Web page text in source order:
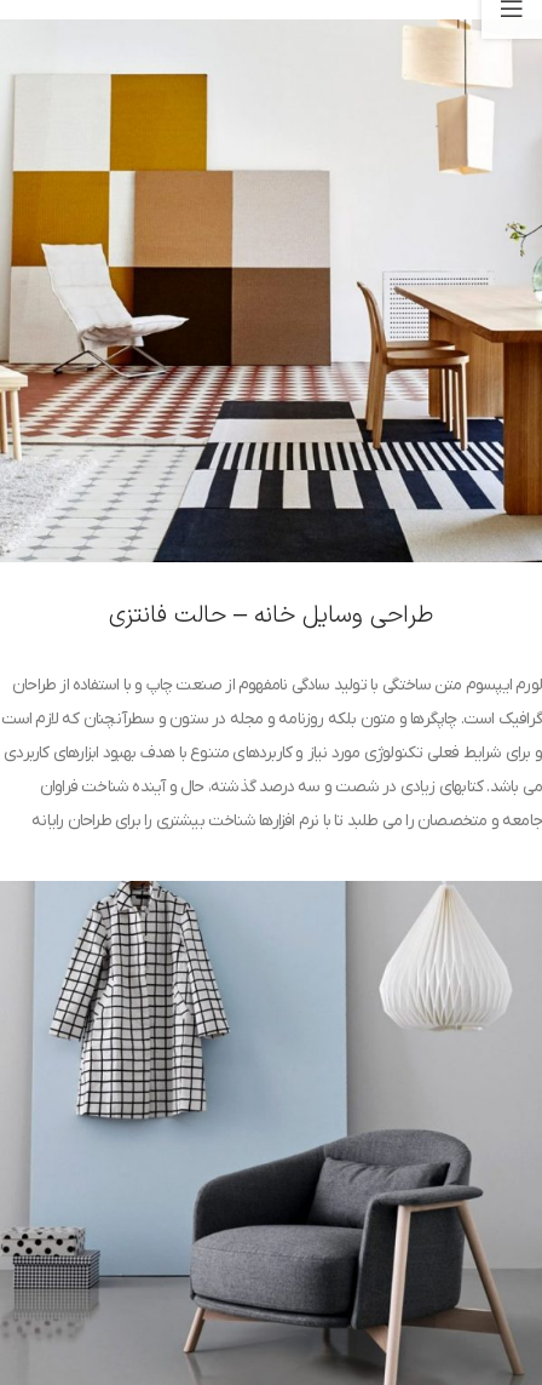
طراحی وسایل خانه – حالت فانتزی
لورم ایپسوم متن ساختگی با تولید سادگی نامفهوم از صنعت چاپ و با استفاده از طراحان
گرافیک است. چاپگرها و متون بلکه روزنامه و مجله در ستون و سطرآنچنان که لازم است
و برای شرایط فعلی تکنولوژی مورد نیاز و کاربردهای متنوع با هدف بهبود ابزارهای کاربردی
می باشد. کتابهای زیادی در شصت و سه درصد گذشته، حال و آینده شناخت فراوان
جامعه و متخصصان را می طلبد تا با نرم افزارها شناخت بیشتری را برای طراحان رایانه